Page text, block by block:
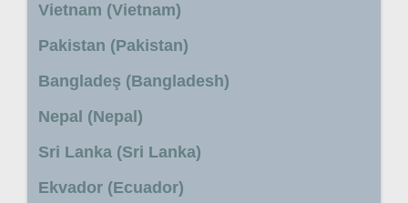
Vietnam (Vietnam)
Pakistan (Pakistan)
Bangladeş (Bangladesh)
Nepal (Nepal)
Sri Lanka (Sri Lanka)
Ekvador (Ecuador)